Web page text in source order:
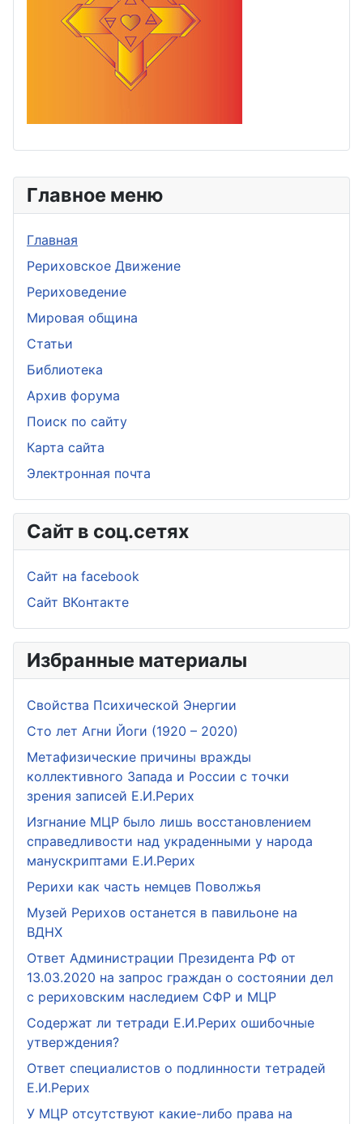
Главное меню
Главная
Рериховское Движение
Рериховедение
Мировая община
Статьи
Библиотека
Архив форума
Поиск по сайту
Карта сайта
Электронная почта
Сайт в соц.сетях
Сайт на facebook
Сайт ВКонтакте
Избранные материалы
Свойства Психической Энергии
Сто лет Агни Йоги (1920 – 2020)
Метафизические причины вражды
коллективного Запада и России с точки
зрения записей Е.И.Рерих
Изгнание МЦР было лишь восстановлением
справедливости над украденными у народа
манускриптами Е.И.Рерих
Рерихи как часть немцев Поволжья
Музей Рерихов останется в павильоне на
ВДНХ
Ответ Администрации Президента РФ от
13.03.2020 на запрос граждан о состоянии дел
с рериховским наследием СФР и МЦР
Содержат ли тетради Е.И.Рерих ошибочные
утверждения?
Ответ специалистов о подлинности тетрадей
Е.И.Рерих
У МЦР отсутствуют какие-либо права на